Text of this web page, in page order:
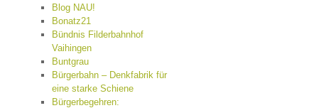
Blog NAU!
Bonatz21
Bündnis Filderbahnhof
Vaihingen
Buntgrau
Bürgerbahn – Denkfabrik für
eine starke Schiene
Bürgerbegehren: